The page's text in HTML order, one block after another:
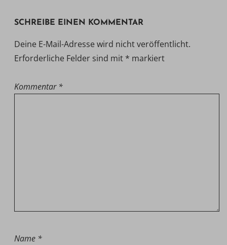
SCHREIBE EINEN KOMMENTAR
Deine E-Mail-Adresse wird nicht veröffentlicht.
Erforderliche Felder sind mit * markiert
Kommentar *
Name *